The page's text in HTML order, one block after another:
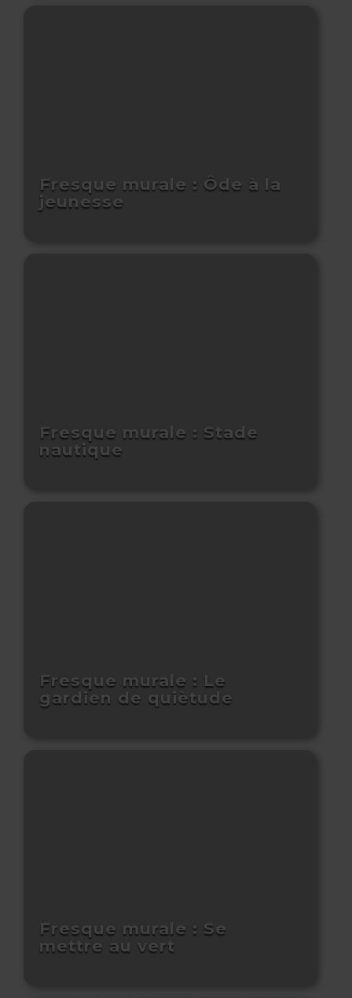
Fresque murale : Ôde à la
jeunesse
Fresque murale : Stade
nautique
Fresque murale : Le
gardien de quiètude
Fresque murale : Se
mettre au vert